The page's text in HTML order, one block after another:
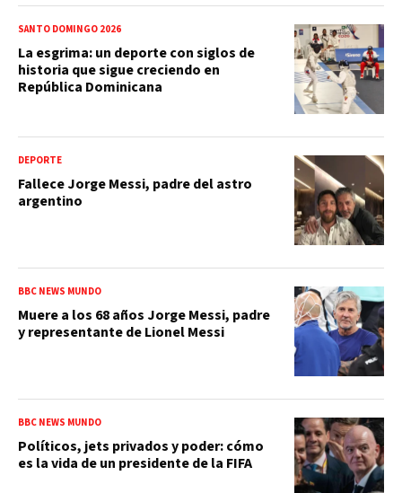
SANTO DOMINGO 2026
La esgrima: un deporte con siglos de
historia que sigue creciendo en
República Dominicana
DEPORTE
Fallece Jorge Messi, padre del astro
argentino
BBC NEWS MUNDO
Muere a los 68 años Jorge Messi, padre
y representante de Lionel Messi
BBC NEWS MUNDO
Políticos, jets privados y poder: cómo
es la vida de un presidente de la FIFA